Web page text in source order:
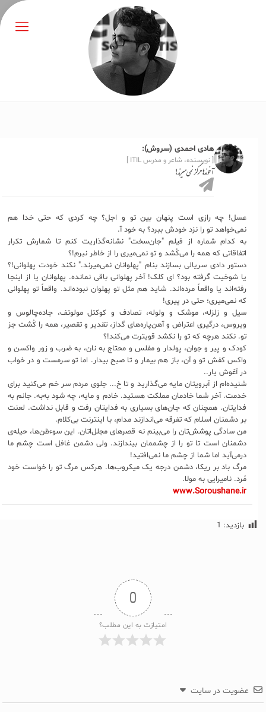
هادی احمدی (سروش):
[ نویسنده، شاعر و مدرس ITIL ]
آخوندها هرگز نمی‌میرند!
عسل! چه رازی است پنهان بین تو و اجل؟ چه کردی که حتی خدا هم
نمی‌خواهد تو را نزد خودش ببرد؟ به خود آ.
به کدام شماره از فیلم "جان‌سخت" نشانه‌گذاریت کنم تا شمارش تکرار
اتفاقاتی که همه را می‌کُشد و تو نمی‌میری را از خاطر نبرم!؟
دستور دادی سریالی بسازند بنام "پهلوانان نمی‌میرند." نکند خودت پهلوانی!؟
یا شوخیت گرفته بود؟ ای کلک! آخر پهلوانی باقی نمانده. پهلوانان یا از اینجا
رفته‌اند یا واقعاً مرده‌اند. شاید هم مثل تو پهلوان نبوده‌اند. واقعاً تو پهلوانی
که نمی‌میری؛ حتی در پیری!
سیل و زلزله، موشک و ولوله، تصادف و کوکتل مولوتف، جاده‌چالوس و
ویروس، درگیری اعتراض و آهن‌پاره‌های گداز، تقدیر و تقصیر، همه را کُشت جز
تو. نکند هرچه که تو را نکشد قویترت می‌کند!؟
کودک و پیر و جوان، پولدار و مفلس و محتاج به نان، به ضرب و زور واکسن و
واکس کفش تو و آن، باز هم بیمار و تا صبح بیدار. اما تو سرمست و در خواب
در آغوش یار..
شنیده‌ام از آبرویتان مایه می‌گذارید و تا خ... جلوی مردم سر خم می‌کنید برای
خدمت. آخر شما خادمان مملکت هستید. خادم و مایه، چه شود به‌به. جانم به
فدایتان. همچنان که جان‌های بسیاری به فدایتان رفت و قابل نداشت. لعنت
بر دشمنان اسلام که تفرقه می‌اندازند مدام، با اینترنت بی‌کلام.
من سادگی پوشش‌تان را می‌بینم نه قصرهای مجلل‌اتان. این سوءظن‌ها، حیله‌ی
دشمنان است تا تو را از چشممان بیندازند. ولی دشمن غافل است چشم ما
درمی‌آید اما شما از چشم ما نمی‌افتید!
مرگ باد بر ریکا، دشمن درجه یک میکروب‌ها. هرکس مرگ تو را خواست خود
مُرد. نامیرایی به مولا.
www.Soroushane.ir
بازدید: 1
0
امتیازت به این مطلب؟
عضویت در سایت